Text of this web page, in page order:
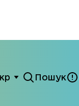
Пошук